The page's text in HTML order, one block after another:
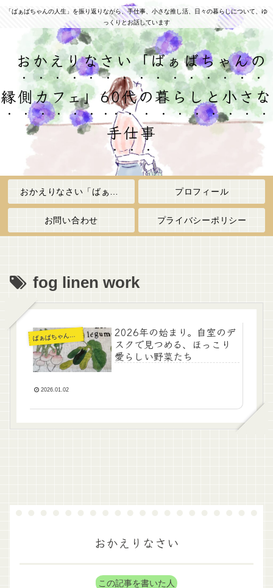
「ばぁばちゃんの人生」を振り返りながら、手仕事、小さな推し活、日々の暮らしについて、ゆ
っくりとお話しています
おかえりなさい「ばぁばちゃんの
縁側カフェ」60代の暮らしと小さな
手仕事
プロフィール
お問い合わせ プライバシーポリシー
fog linen work
ばぁばちゃんの暮らし
2026年の始まり。自室のデ
スクで見つめる、ほっこり
愛らしい野菜たち
2026.01.02
おかえりなさい
この記事を書いた人